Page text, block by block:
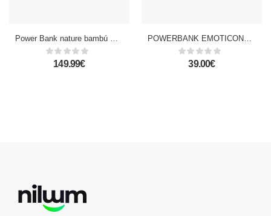
Power Bank nature bambú Qi 5W. 10000 mAh. Carga Solar. 2 Salidas USB y 1 Tipo C. Entrada Micro USB y Tipo C
149.99€
POWERBANK EMOTICONO 8.800mAh + FUNDA. TEETH
39.00€